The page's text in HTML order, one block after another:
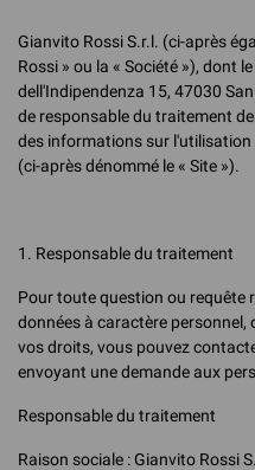
Gianvito Rossi S.r.l. (ci-après
Rossi » ou la « Société »), dont
dell'Indipendenza 15, 47030
de responsable du traitement
des informations sur l'utilisation
(ci-après dénommé le « Site »).
1. Responsable du traitement
Pour toute question ou requête
données à caractère personnel,
vos droits, vous pouvez
envoyant une demande aux
Responsable du traitement
Raison sociale : Gianvito Rossi